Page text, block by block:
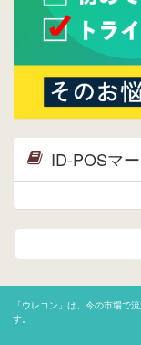
ID-POSマ
「ウレコン」は、今の市場で
す。